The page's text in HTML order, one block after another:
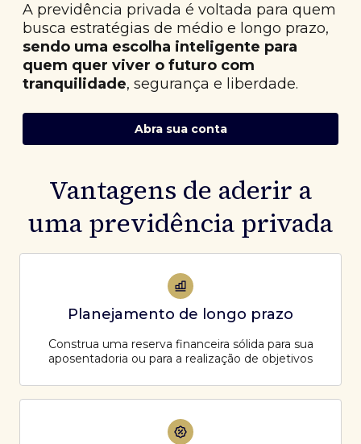
A previdência privada é voltada para quem
busca estratégias de médio e longo prazo,
sendo uma escolha inteligente para
quem quer viver o futuro com
tranquilidade, segurança e liberdade.
Abra sua conta
Vantagens de aderir a
uma previdência privada
Planejamento de longo prazo
Construa uma reserva financeira sólida para sua
aposentadoria ou para a realização de objetivos